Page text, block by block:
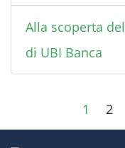
Alla scoperta
di UBI Banca
1 2